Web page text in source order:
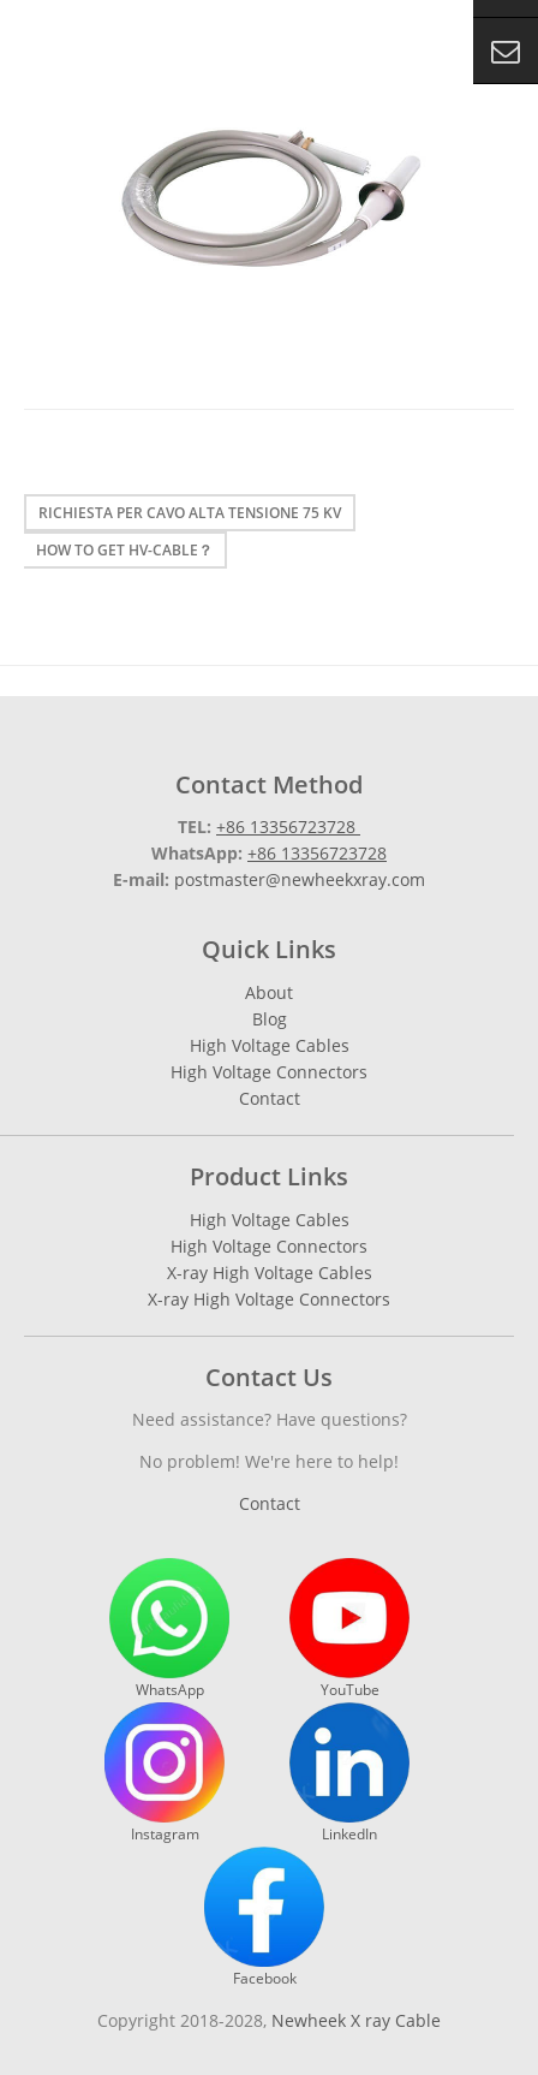
RICHIESTA PER CAVO ALTA TENSIONE 75 KV
HOW TO GET HV-CABLE？
Contact Method
TEL: +86 13356723728
WhatsApp: +86 13356723728
E-mail: postmaster@newheekxray.com
Quick Links
About
Blog
High Voltage Cables
High Voltage Connectors
Contact
Product Links
High Voltage Cables
High Voltage Connectors
X-ray High Voltage Cables
X-ray High Voltage Connectors
Contact Us
Need assistance? Have questions?
No problem! We're here to help!
Contact
WhatsApp YouTube
Instagram LinkedIn
Facebook
Copyright 2018-2028, Newheek X ray Cable